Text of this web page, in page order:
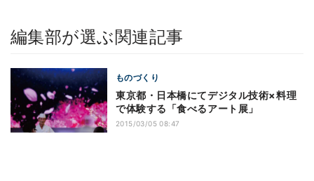
編集部が選ぶ関連記事
ものづくり
東京都・日本橋にてデジタル技術×料理
で体験する「食べるアート展」
2015/03/05 08:47